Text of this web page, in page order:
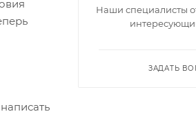
Наши специалисты
ЗАДАТЬ